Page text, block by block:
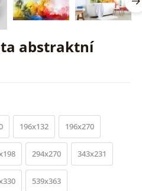
abstraktní
196x132 196x270
294x270 343x231
539x363